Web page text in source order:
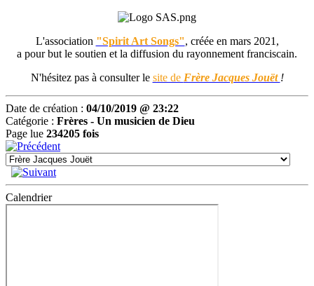
L'association "Spirit Art Songs", créée en mars 2021,
a pour but le soutien et la diffusion du rayonnement franciscain.
N'hésitez pas à consulter le site de Frère Jacques Jouët !
Date de création : 04/10/2019 @ 23:22
Catégorie : Frères - Un musicien de Dieu
Page lue 234205 fois
Calendrier